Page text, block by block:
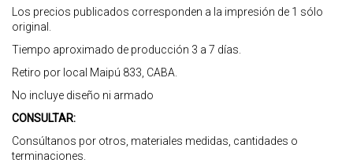
Los precios publicados corresponden a la impresión de 1 sólo
original.
Tiempo aproximado de producción 3 a 7 días.
Retiro por local Maipú 833, CABA.
No incluye diseño ni armado
CONSULTAR:
Consúltanos por otros, materiales medidas, cantidades o
terminaciones.